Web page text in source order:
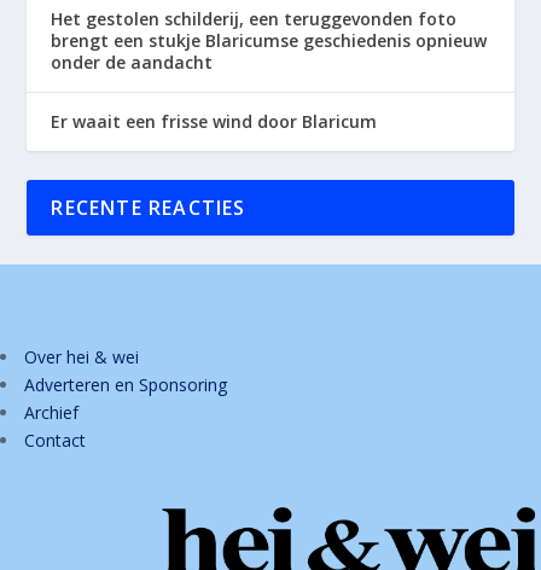
Het gestolen schilderij, een teruggevonden foto
brengt een stukje Blaricumse geschiedenis opnieuw
onder de aandacht
Er waait een frisse wind door Blaricum
RECENTE REACTIES
Over hei & wei
Adverteren en Sponsoring
Archief
Contact